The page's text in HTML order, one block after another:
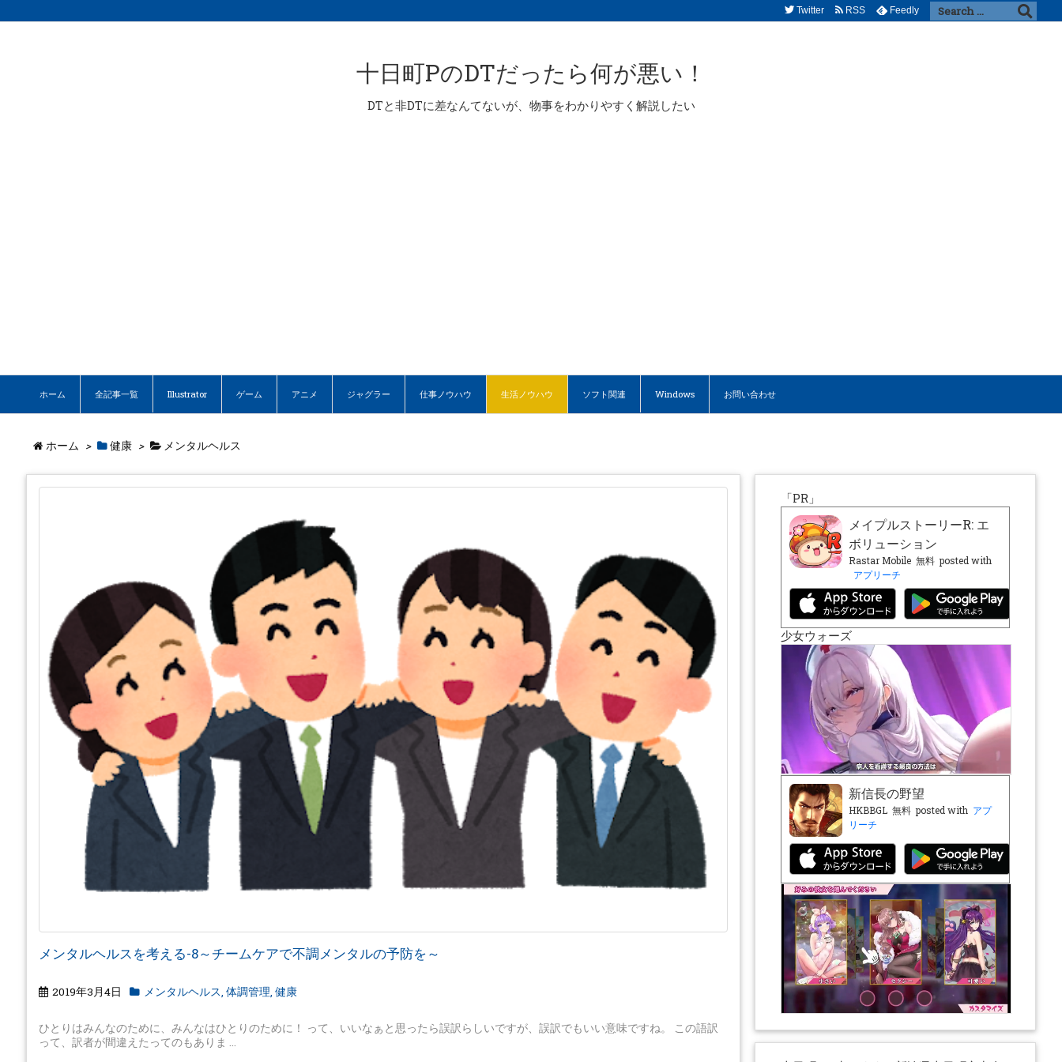
十日町PのDTだったら何が悪い！
DTと非DTに差なんてないが、物事をわかりやすく解説したい
ホーム 全記事一覧 Illustrator ゲーム アニメ ジャグラー 仕事ノウハウ 生活ノウハウ ソフト関連 Windows お問い合わせ
Twitter RSS Feedly
ホーム > 健康 > メンタルヘルス
メンタルヘルスを考える-8～チームケアで不調メンタルの予防を～
2019年3月4日 メンタルヘルス, 体調管理, 健康
ひとりはみんなのために、みんなはひとりのために！ って、いいなぁと思ったら誤訳らしいですが、誤訳でもいい意味ですね。 この語訳
って、訳者が間違えたってのもありま ...
「PR」
メイプルストーリーR: エ
ボリューション
Rastar Mobile 無料 posted with
アプリーチ
少女ウォーズ
新信長の野望
HKBBGL 無料 posted with アプ
リーチ